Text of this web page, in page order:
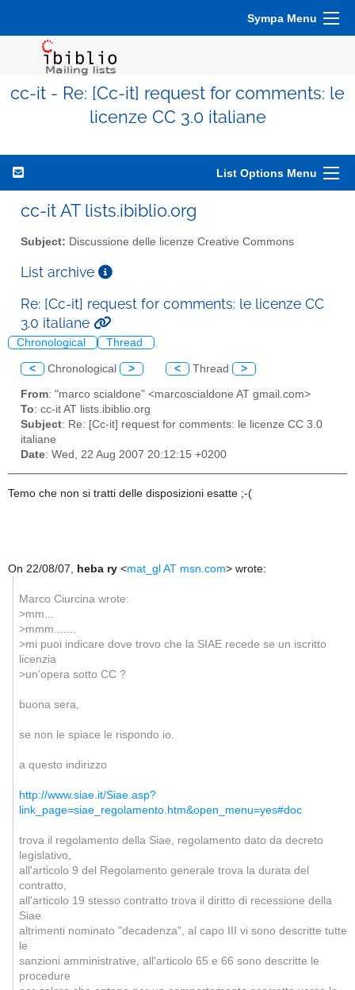
Sympa Menu
cc-it - Re: [Cc-it] request for comments: le
licenze CC 3.0 italiane
List Options Menu
cc-it AT lists.ibiblio.org
Subject: Discussione delle licenze Creative Commons
List archive
Re: [Cc-it] request for comments: le licenze CC
3.0 italiane
Chronological Thread
< Chronological > < Thread >
From: "marco scialdone" <marcoscialdone AT gmail.com>
To: cc-it AT lists.ibiblio.org
Subject: Re: [Cc-it] request for comments: le licenze CC 3.0
italiane
Date: Wed, 22 Aug 2007 20:12:15 +0200
Temo che non si tratti delle disposizioni esatte ;-(
On 22/08/07, heba ry <mat_gl AT msn.com> wrote:
Marco Ciurcina wrote:
>mm...
>mmm.......
>mi puoi indicare dove trovo che la SIAE recede se un iscritto
licenzia
>un'opera sotto CC ?
buona sera,
se non le spiace le rispondo io.
a questo indirizzo
http://www.siae.it/Siae.asp?
link_page=siae_regolamento.htm&open_menu=yes#doc
trova il regolamento della Siae, regolamento dato da decreto
legislativo,
all'articolo 9 del Regolamento generale trova la durata del
contratto,
all'articolo 19 stesso contratto trova il diritto di recessione della
Siae
altrimenti nominato "decadenza", al capo III vi sono descritte tutte
le
sanzioni amministrative, all'articolo 65 e 66 sono descritte le
procedure